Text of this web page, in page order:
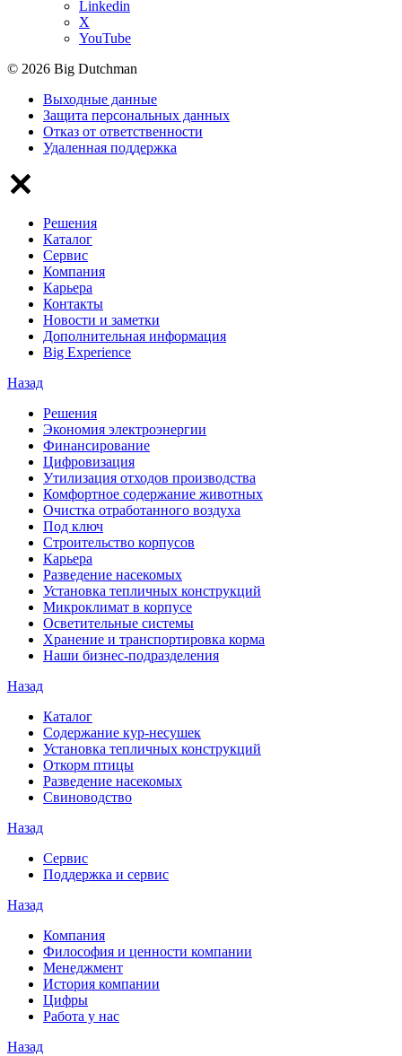
Linkedin
X
YouTube
© 2026 Big Dutchman
Выходные данные
Защита персональных данных
Отказ от ответственности
Удаленная поддержка
Решения
Каталог
Сервис
Компания
Карьера
Контакты
Новости и заметки
Дополнительная информация
Big Experience
Назад
Решения
Экономия электроэнергии
Финансирование
Цифровизация
Утилизация отходов производства
Комфортное содержание животных
Очистка отработанного воздуха
Под ключ
Строительство корпусов
Карьера
Разведение насекомых
Установка тепличных конструкций
Микроклимат в корпусе
Осветительные системы
Хранение и транспортировка корма
Наши бизнес-подразделения
Назад
Каталог
Содержание кур-несушек
Установка тепличных конструкций
Откорм птицы
Разведение насекомых
Свиноводство
Назад
Сервис
Поддержка и сервис
Назад
Компания
Философия и ценности компании
Менеджмент
История компании
Цифры
Работа у нас
Назад